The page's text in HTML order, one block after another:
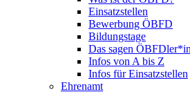
Einsatzstellen
Bewerbung ÖBFD
Bildungstage
Das sagen
Infos von A bis Z
Infos für Einsatzstellen
Ehrenamt